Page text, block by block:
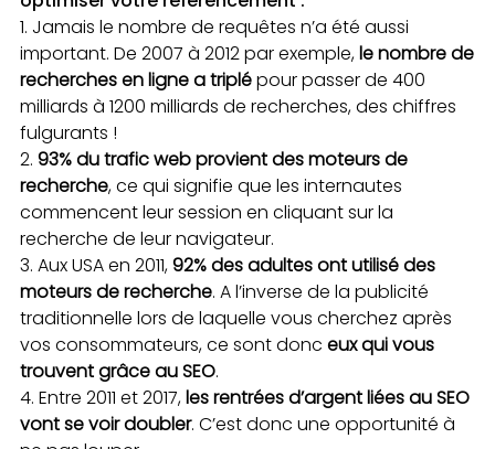
Jamais le nombre de requêtes n’a été aussi
important. De 2007 à 2012 par exemple,le nombre de
recherches en ligne a triplépour passer de 400
milliards à 1200 milliards de recherches, des chiffres
fulgurants !
93% du trafic web provient des moteurs de
recherche, ce qui signifie que les internautes
commencent leur session en cliquant sur la
recherche de leur navigateur.
Aux USA en 2011,92% des adultes ont utilisé des
moteurs de recherche. A l’inverse de la publicité
traditionnelle lors de laquelle vous cherchez après
vos consommateurs, ce sont donc eux qui vous
trouvent grâce au SEO.
Entre 2011 et 2017,les rentrées d’argent liées au SEO
vont se voir doubler. C’est donc une opportunité à